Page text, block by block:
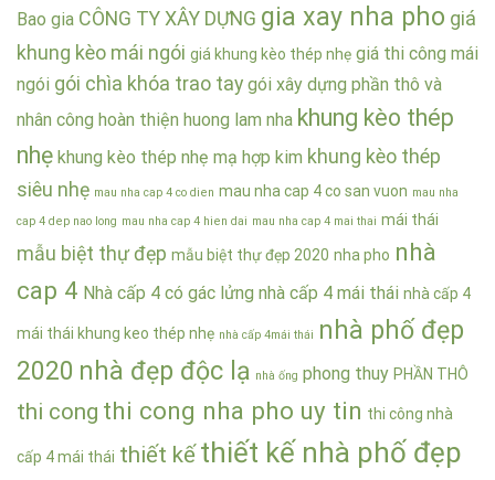
Bao gia CÔNG TY XÂY DỰNG gia xay nha pho giá
khung kèo mái ngói giá khung kèo thép nhẹ giá thi công mái
ngói gói chìa khóa trao tay gói xây dựng phần thô và
nhân công hoàn thiện huong lam nha khung kèo thép
nhẹ khung kèo thép nhẹ mạ hợp kim khung kèo thép
siêu nhẹ mau nha cap 4 co dien mau nha cap 4 co san vuon mau nha
cap 4 dep nao long mau nha cap 4 hien dai mau nha cap 4 mai thai mái thái
mẫu biệt thự đẹp mẫu biệt thự đẹp 2020 nha pho nhà
cap 4 Nhà cấp 4 có gác lửng nhà cấp 4 mái thái nhà cấp 4
mái thái khung keo thép nhẹ nhà cấp 4mái thái nhà phố đẹp
2020 nhà đẹp độc lạ nhà ống phong thuy PHẦN THÔ
thi cong thi cong nha pho uy tin thi công nhà
cấp 4 mái thái thiết kế thiết kế nhà phố đẹp